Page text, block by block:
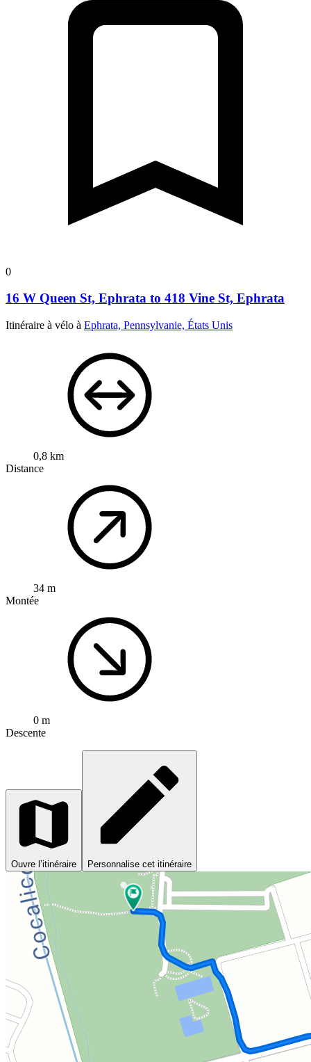
0
16 W Queen St, Ephrata to 418 Vine St, Ephrata
Itinéraire à vélo à Ephrata, Pennsylvanie, États Unis
0,8 km
Distance
34 m
Montée
0 m
Descente
Ouvre l’itinéraire Personnalise cet itinéraire